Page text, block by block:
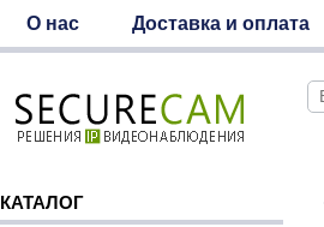
О нас Доставка и оплата
КАТАЛОГ